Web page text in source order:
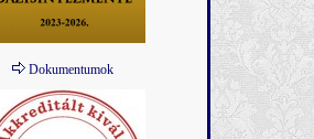
Dokumentumok